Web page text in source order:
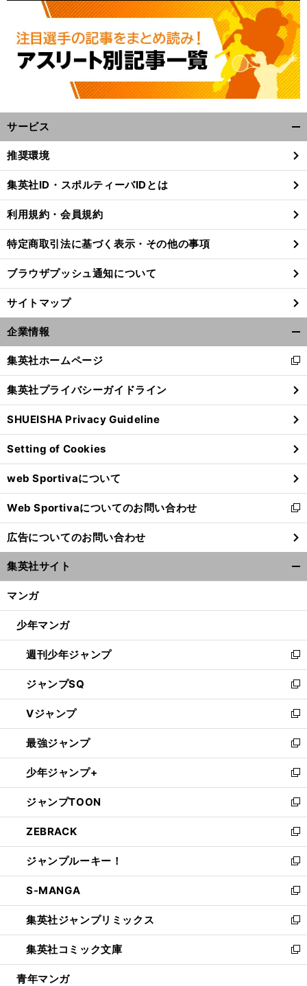
前
へ
サービス
閉
る
推奨環境
集英社ID・スポルティーバIDとは
利用規約・会員規約
特定商取引法に基づく表示・その他の事項
ブラウザプッシュ通知について
サイトマップ
企業情報
閉
る
集英社ホームページ
新
し
い
ウ
ィ
ン
ド
ウ
で
開
く
集英社プライバシーガイドライン
SHUEISHA Privacy Guideline
Setting of Cookies
web Sportivaについて
Web Sportivaについてのお問い合わせ
新
し
い
ウ
ィ
ン
ウ
開
く
広告についてのお問い合わせ
集英社サイト
マンガ
少年マンガ
週刊少年ジャンプ
新
し
い
ウ
ィ
ン
ド
ウ
で
開
く
ジャンプSQ
新
し
い
ウ
ィ
ン
ド
ウ
で
開
く
Vジャンプ
新
し
い
ウ
ィ
ン
ド
ウ
で
開
く
最強ジャンプ
新
し
い
ウ
ィ
ン
ド
ウ
で
開
く
少年ジャンプ+
新
し
い
ウ
ィ
ン
ド
ウ
で
開
く
ジャンプTOON
新
し
い
ウ
ィ
ン
ド
ウ
で
開
く
ZEBRACK
新
し
い
ウ
ィ
ン
ド
ウ
で
開
ジャンプルーキー！
新
し
い
ウ
ィ
ン
ド
ウ
S-MANGA
新
し
い
ウ
ィ
ン
集英社ジャンプリミックス
新
し
い
ウ
集英社コミック文庫
新
し
青年マンガ